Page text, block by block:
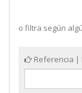
o filtra según
Referencia |